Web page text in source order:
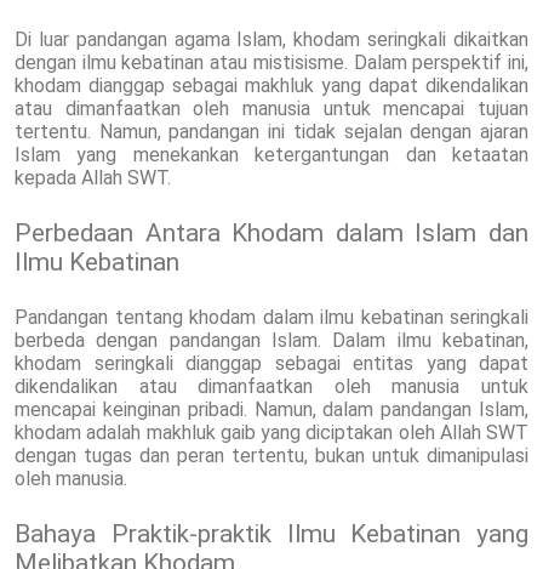
Di luar pandangan agama Islam, khodam seringkali dikaitkan
dengan ilmu kebatinan atau mistisisme. Dalam perspektif ini,
khodam dianggap sebagai makhluk yang dapat dikendalikan
atau dimanfaatkan oleh manusia untuk mencapai tujuan
tertentu. Namun, pandangan ini tidak sejalan dengan ajaran
Islam yang menekankan ketergantungan dan ketaatan
kepada Allah SWT.
Perbedaan Antara Khodam dalam Islam dan
Ilmu Kebatinan
Pandangan tentang khodam dalam ilmu kebatinan seringkali
berbeda dengan pandangan Islam. Dalam ilmu kebatinan,
khodam seringkali dianggap sebagai entitas yang dapat
dikendalikan atau dimanfaatkan oleh manusia untuk
mencapai keinginan pribadi. Namun, dalam pandangan Islam,
khodam adalah makhluk gaib yang diciptakan oleh Allah SWT
dengan tugas dan peran tertentu, bukan untuk dimanipulasi
oleh manusia.
Bahaya Praktik-praktik Ilmu Kebatinan yang
Melibatkan Khodam